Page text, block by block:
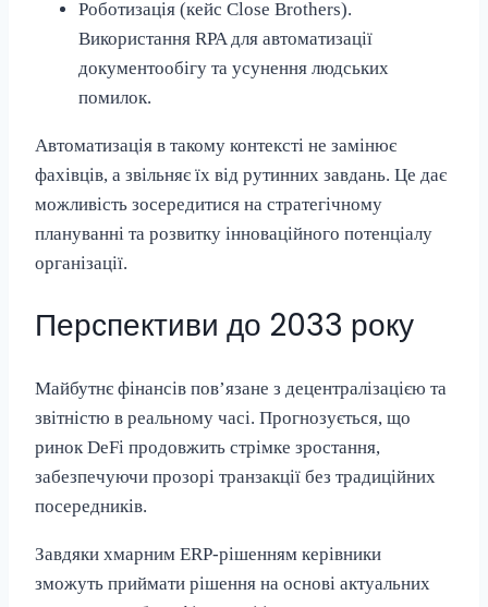
Роботизація (кейс Close Brothers).
Використання RPA для автоматизації
документообігу та усунення людських
помилок.
Автоматизація в такому контексті не замінює
фахівців, а звільняє їх від рутинних завдань. Це дає
можливість зосередитися на стратегічному
плануванні та розвитку інноваційного потенціалу
організації.
Перспективи до 2033 року
Майбутнє фінансів пов’язане з децентралізацією та
звітністю в реальному часі. Прогнозується, що
ринок DeFi продовжить стрімке зростання,
забезпечуючи прозорі транзакції без традиційних
посередників.
Завдяки хмарним ERP-рішенням керівники
зможуть приймати рішення на основі актуальних